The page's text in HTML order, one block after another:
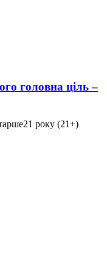
головна ціль –
21 року (21+)